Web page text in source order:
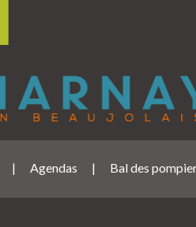
| Agendas | Bal des